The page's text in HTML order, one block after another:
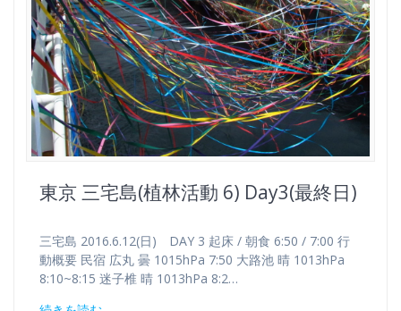
東京 三宅島(植林活動 6) Day3(最終日)
三宅島 2016.6.12(日) DAY 3 起床 / 朝食 6:50 / 7:00 行
動概要 民宿 広丸 曇 1015hPa 7:50 大路池 晴 1013hPa
8:10~8:15 迷子椎 晴 1013hPa 8:2…